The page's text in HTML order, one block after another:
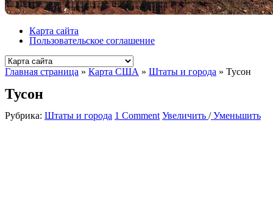
Карта сайта
Пользовательское соглашение
Главная страница » Карта США » Штаты и города » Тусон
Тусон
Рубрика: Штаты и города 1 Comment Увеличить /Уменьшить